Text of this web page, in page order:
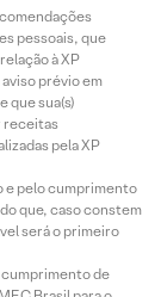
pessoais, que
à XP
prévio em
que sua(s)
receitas
pela XP
e pelo cumprimento
que, caso constem
será o primeiro
cumprimento de